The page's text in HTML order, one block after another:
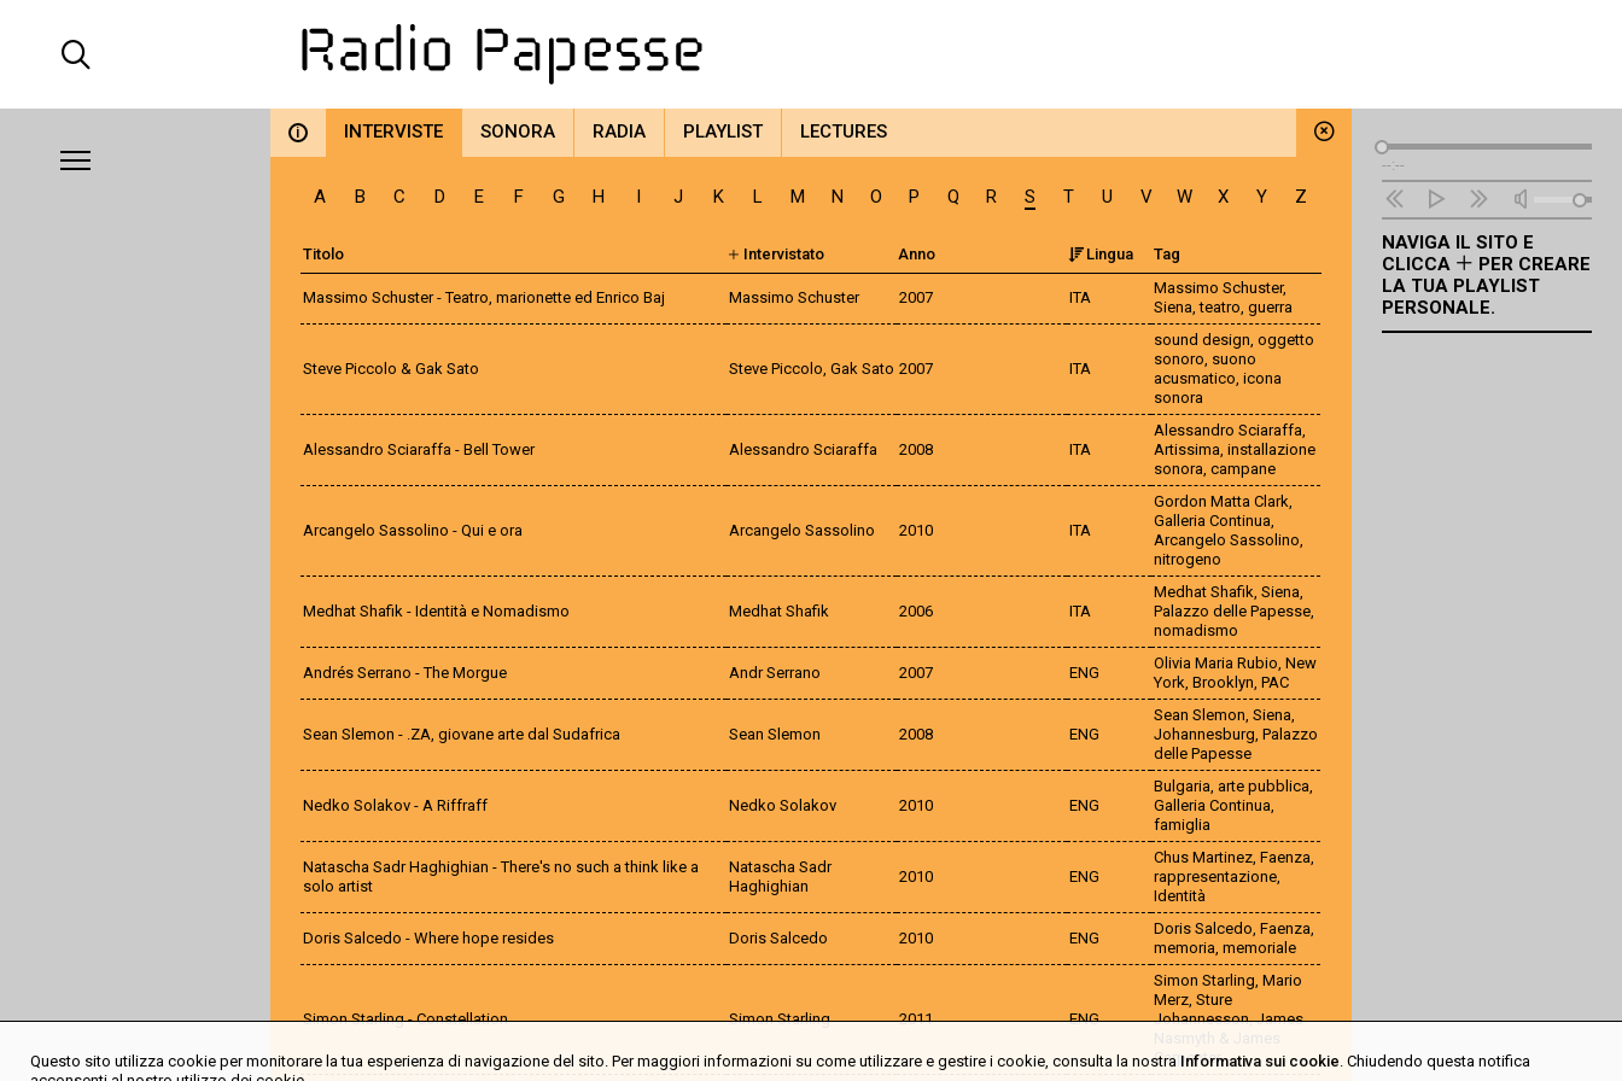
i INTERVISTE SONORA RADIA PLAYLIST LECTURES
A B C D E F G H I J K L M N O P Q R S T U V W X Y Z
Titolo Intervistato Anno Lingua Tag
Massimo Schuster - Teatro, marionette ed Enrico Baj Massimo Schuster 2007 ITA
Massimo Schuster,
Siena,teatro, guerra
Steve Piccolo & Gak Sato Steve Piccolo, Gak Sato 2007 ITA
sound design, oggetto
sonoro, suono
acusmatico, icona
sonora
Alessandro Sciaraffa - Bell Tower Alessandro Sciaraffa 2008 ITA
Alessandro Sciaraffa,
Artissima, installazione
sonora, campane
Arcangelo Sassolino - Qui e ora Arcangelo Sassolino 2010 ITA
Gordon Matta Clark,
Galleria Continua,
Arcangelo Sassolino,
nitrogeno
Medhat Shafik - Identità e Nomadismo Medhat Shafik 2006 ITA
Medhat Shafik, Siena,
Palazzo delle Papesse,
nomadismo
Andrés Serrano - The Morgue Andr Serrano 2007 ENG
Olivia Maria Rubio, New
York, Brooklyn, PAC
Sean Slemon - .ZA, giovane arte dal Sudafrica Sean Slemon 2008 ENG
Sean Slemon, Siena,
Johannesburg, Palazzo
delle Papesse
Nedko Solakov - A Riffraff Nedko Solakov 2010 ENG
Bulgaria, arte pubblica,
Galleria Continua,
famiglia
Natascha Sadr Haghighian - There's no such a think like a
solo artist
Natascha Sadr
Haghighian
2010 ENG
Chus Martinez, Faenza,
rappresentazione,
Identità
Doris Salcedo - Where hope resides Doris Salcedo 2010 ENG
Doris Salcedo, Faenza,
memoria, memoriale
Simon Starling - Constellation Simon Starling 2011 ENG
Simon Starling, Mario
Merz, Sture
Johannesson,James
Nasmyth & James
Carpenter
Lettore
Audio
--:--
NAVIGA IL SITO E
CLICCA
PER CREARE
LA TUA PLAYLIST
PERSONALE.
Questo sito utilizza cookie per monitorare la tua esperienza di navigazione del sito. Per maggiori informazioni su come utilizzare e gestire i cookie, consulta la nostra Informativa sui cookie. Chiudendo questa notifica